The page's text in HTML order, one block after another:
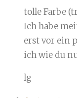
tolle Farbe
Ich habe
erst vor ein
ich wie du
lg